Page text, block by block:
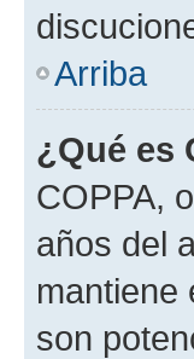
Arriba
¿Qué es
COPPA,
años del
mantiene
son